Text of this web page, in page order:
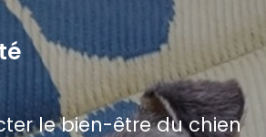
le bien-être du chien